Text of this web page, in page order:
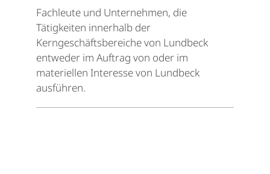
Fachleute und Unternehmen, die
Tätigkeiten innerhalb der
Kerngeschäftsbereiche von Lundbeck
entweder im Auftrag von oder im
materiellen Interesse von Lundbeck
ausführen.